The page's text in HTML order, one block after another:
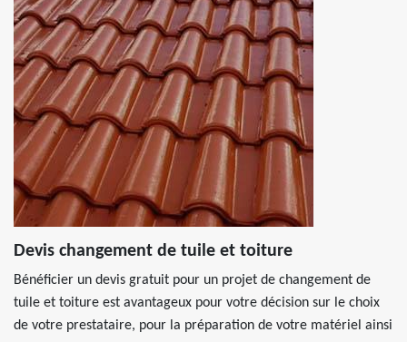
Devis changement de tuile et toiture
Bénéficier un devis gratuit pour un projet de changement de
tuile et toiture est avantageux pour votre décision sur le choix
de votre prestataire, pour la préparation de votre matériel ainsi